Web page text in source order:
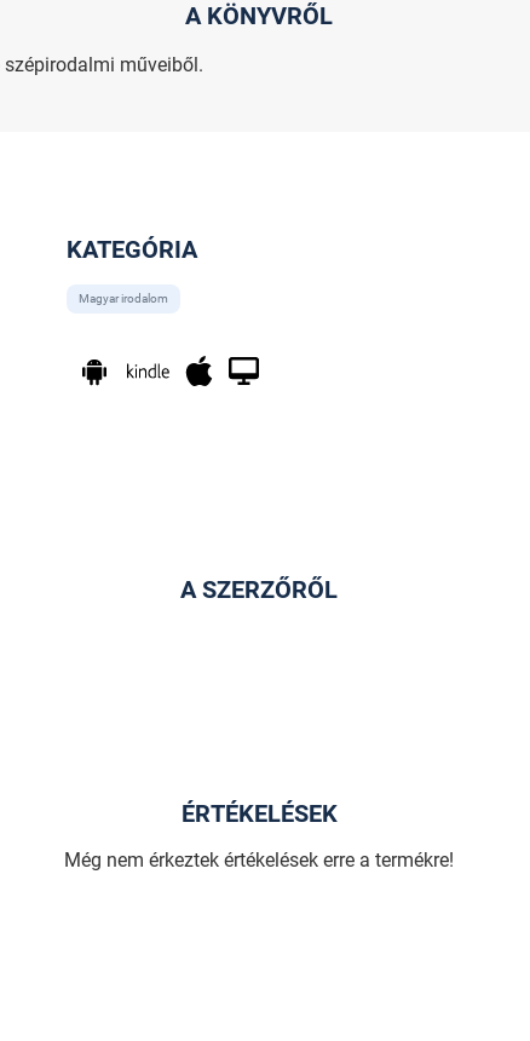
A KÖNYVRŐL
műveiből.
KATEGÓRIA
Magyar irodalom
A SZERZŐRŐL
ÉRTÉKELÉSEK
Még nem érkeztek értékelések erre a termékre!